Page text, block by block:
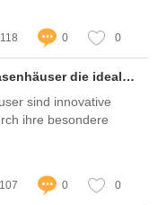
118 0 0
Sind Aufblasbare Blasenhäuser die ideale Lösung für platzsparendes Wohnen?
sind innovative
ihre besondere
107 0 0